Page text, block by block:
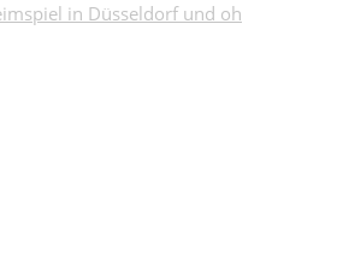
in Düsseldorf und oh